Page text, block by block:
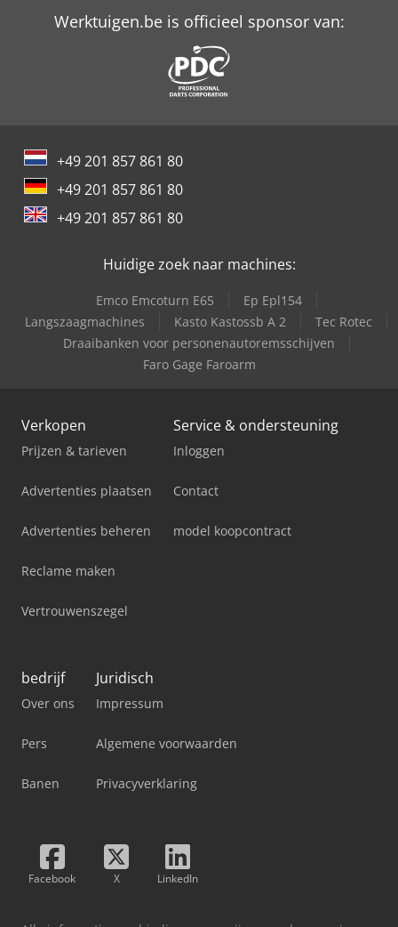
Werktuigen.be is officieel sponsor van:
+49 201 857 861 80
+49 201 857 861 80
+49 201 857 861 80
Huidige zoek naar machines:
Emco Emcoturn E65
Ep Epl154
Langszaagmachines
Kasto Kastossb A 2
Tec Rotec
Draaibanken voor personenautoremsschijven
Faro Gage Faroarm
Verkopen
Prijzen & tarieven
Advertenties plaatsen
Advertenties beheren
Reclame maken
Vertrouwenszegel
Service & ondersteuning
Inloggen
Contact
model koopcontract
bedrijf
Over ons
Pers
Banen
Juridisch
Impressum
Algemene voorwaarden
Privacyverklaring
Facebook X LinkedIn